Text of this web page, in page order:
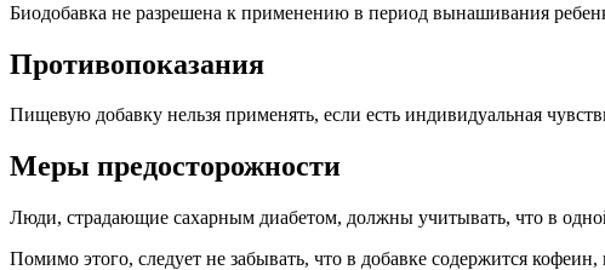
Биодобавка не разрешена к применению в период вынашивания
Противопоказания
Пищевую добавку нельзя применять, если есть индивидуальная
Меры предосторожности
Люди, страдающие сахарным диабетом, должны учитывать, что в
Помимо этого, следует не забывать, что в добавке содержится